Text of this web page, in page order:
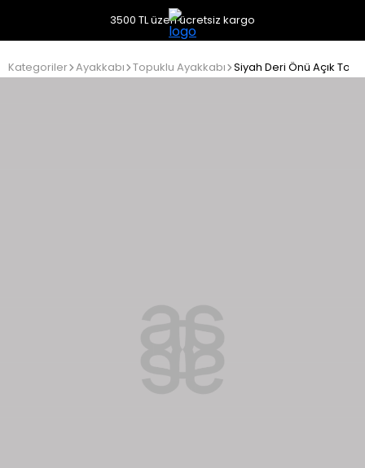
3500 TL üzeri ücretsiz kargo
Kategoriler Ayakkabı Topuklu Ayakkabı Siyah Deri Önü Açık